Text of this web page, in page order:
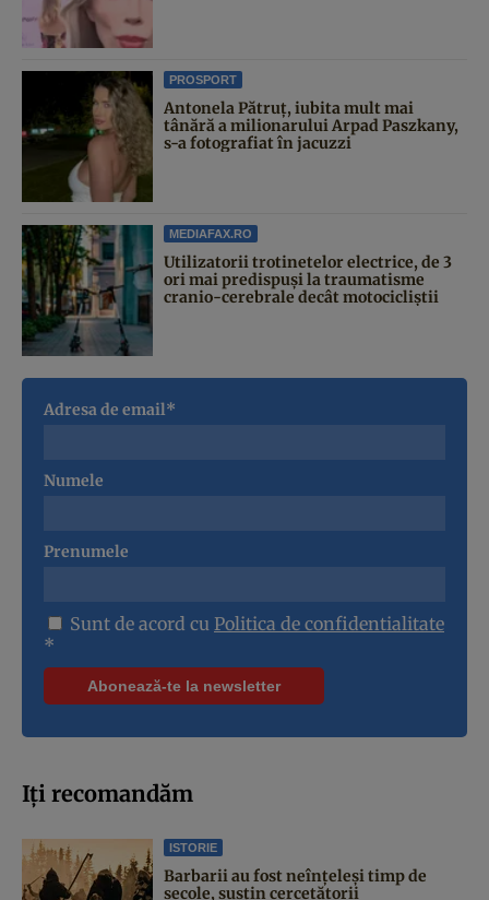
PROSPORT
Antonela Pătruț, iubita mult mai
tânără a milionarului Arpad Paszkany,
s-a fotografiat în jacuzzi
MEDIAFAX.RO
Utilizatorii trotinetelor electrice, de 3
ori mai predispuși la traumatisme
cranio-cerebrale decât motocicliștii
Adresa de email*
Numele
Prenumele
Sunt de acord cu Politica de confidentialitate
*
Iți recomandăm
ISTORIE
Barbarii au fost neînțeleși timp de
secole, susțin cercetătorii